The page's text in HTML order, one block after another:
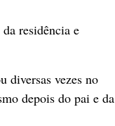
residência e
diversas vezes no
depois do pai e da